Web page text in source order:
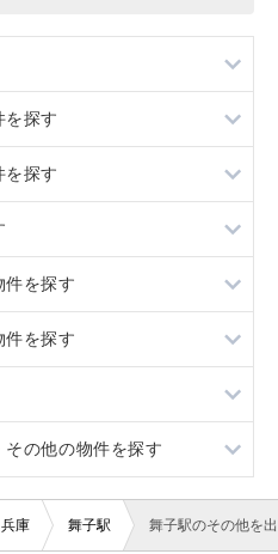
を探す
を探す
件を探す
件を探す
の他の物件を探す
兵庫 舞子駅 舞子駅のその他を